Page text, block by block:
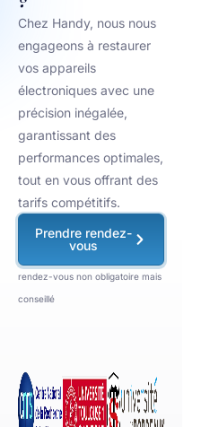
Chez Handy, nous nous
engageons à restaurer
vos appareils
électroniques avec une
précision inégalée,
garantissant des
performances optimales,
tout en vous offrant des
tarifs compétitifs.
Prendre rendez-
vous
rendez-vous non obligatoire mais
conseillé